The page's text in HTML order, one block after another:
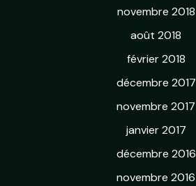
novembre 2018
août 2018
février 2018
décembre 2017
novembre 2017
janvier 2017
décembre 2016
novembre 2016